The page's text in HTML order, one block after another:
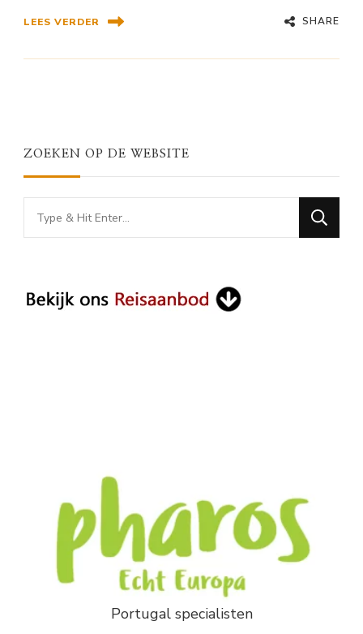
LEES VERDER SHARE
ZOEKEN OP DE WEBSITE
Looking
for
Portugal specialisten